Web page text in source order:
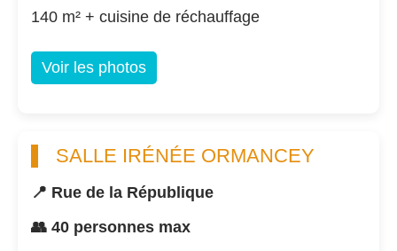
140 m² + cuisine de réchauffage
Voir les photos
SALLE IRÉNÉE ORMANCEY
📍 Rue de la République
👥 40 personnes max